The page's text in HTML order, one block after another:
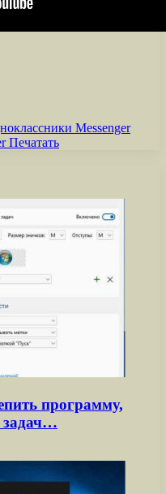
Messenger
Печатать
программу,
задач…